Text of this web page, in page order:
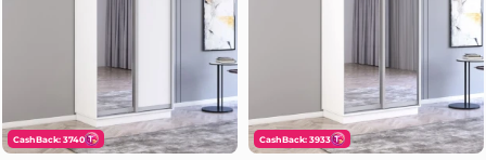
CashBack: 3740 CashBack: 3933